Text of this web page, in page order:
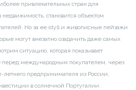
привлекательных стран для
становится объектом
Но за ее idyll и живописные пейзажи
могут внезапно озадачить даже самых
ситуацию, которая показывает
перед международным покупателем, через
летнего предпринимателя из России,
в солнечной Португалии.